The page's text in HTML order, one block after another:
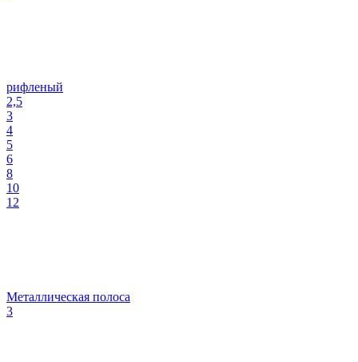
рифленый
2,5
3
4
5
6
8
10
12
Металлическая полоса
3